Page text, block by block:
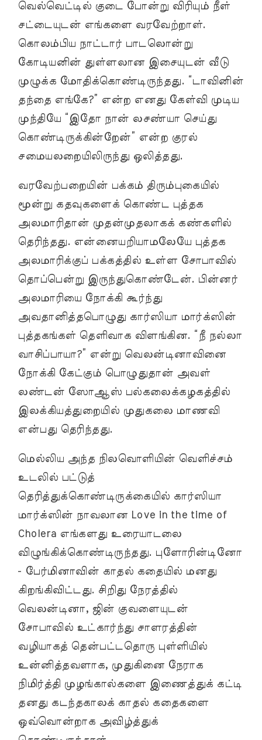
வெல்வெட்டில் குடை போன்று விரியும் நீள்
சட்டையுடன் எங்களை வரவேற்றாள்.
கொலம்பிய நாட்டார் பாடலொன்று
கோடியனின் துள்ளலான இசையுடன் வீடு
முழுக்க மோதிக்கொண்டிருந்தது. “டாவினின்
தந்தை எங்கே?” என்ற எனது கேள்வி முடிய
முந்தியே “இதோ நான் லசண்யா செய்து
கொண்டிருக்கின்றேன்” என்ற குரல்
சமையலறையிலிருந்து ஒலித்தது.
வரவேற்பறையின் பக்கம் திரும்புகையில்
மூன்று கதவுகளைக் கொண்ட புத்தக
அலமாரிதான் முதன்முதலாகக் கண்களில்
தெரிந்தது. என்னையறியாமலேயே புத்தக
அலமாரிக்குப் பக்கத்தில் உள்ள சோபாவில்
தொப்பென்று இருந்துகொண்டேன். பின்னர்
அலமாரியை நோக்கி கூர்ந்து
அவதானித்தபொழுது கார்ஸியா மார்க்ஸின்
புத்தகங்கள் தெளிவாக விளங்கின. “நீ நல்லா
வாசிப்பாயா?” என்று வெலன்டினாவினை
நோக்கி கேட்கும் பொழுதுதான் அவள்
லண்டன் ஸோஆஸ் பல்கலைக்கழகத்தில்
இலக்கியத்துறையில் முதுகலை மாணவி
என்பது தெரிந்தது.
மெல்லிய அந்த நிலவொளியின் வெளிச்சம்
உடலில் பட்டுத்
தெரித்துக்கொண்டிருக்கையில் கார்ஸியா
மார்க்ஸின் நாவலான Love in the time of
Cholera எங்களது உரையாடலை
விழுங்கிக்கொண்டிருந்தது. புளோரின்டினோ
- பேர்மினாவின் காதல் கதையில் மனது
கிறங்கிவிட்டது. சிறிது நேரத்தில்
வெலன்டினா, ஜின் குவளையுடன்
சோபாவில் உட்கார்ந்து சாளரத்தின்
வழியாகத் தென்பட்டதொரு புள்ளியில்
உன்னித்தவளாக, முதுகினை நேராக
நிமிர்த்தி முழங்கால்களை இணைத்துக் கட்டி
தனது கடந்தகாலக் காதல் கதைகளை
ஒவ்வொன்றாக அவிழ்த்துக்